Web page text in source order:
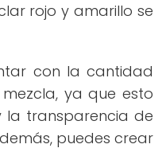
rojo y amarillo se
con la cantidad
ya que esto
transparencia de
puedes crear